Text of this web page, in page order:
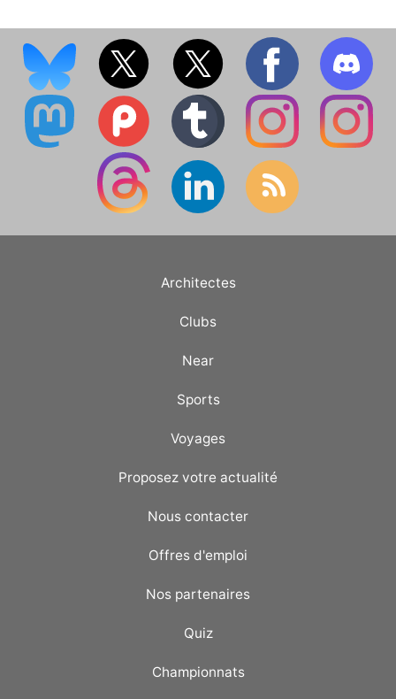
Architectes
Clubs
Near
Sports
Voyages
Proposez votre actualité
Nous contacter
Offres d'emploi
Nos partenaires
Quiz
Championnats